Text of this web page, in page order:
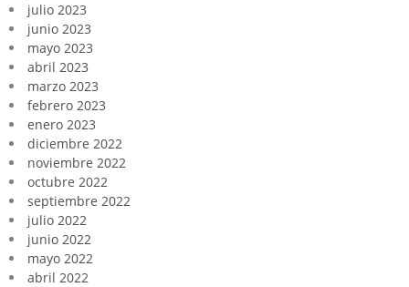
julio 2023
junio 2023
mayo 2023
abril 2023
marzo 2023
febrero 2023
enero 2023
diciembre 2022
noviembre 2022
octubre 2022
septiembre 2022
julio 2022
junio 2022
mayo 2022
abril 2022